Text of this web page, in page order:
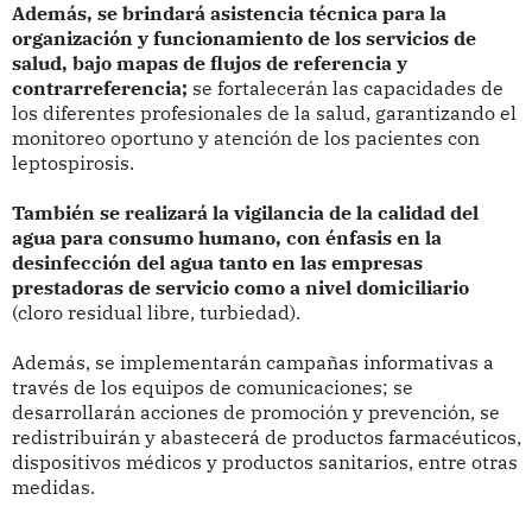
Además, se brindará asistencia técnica para la
organización y funcionamiento de los servicios de
salud, bajo mapas de flujos de referencia y
contrarreferencia; se fortalecerán las capacidades de
los diferentes profesionales de la salud, garantizando el
monitoreo oportuno y atención de los pacientes con
leptospirosis.
También se realizará la vigilancia de la calidad del
agua para consumo humano, con énfasis en la
desinfección del agua tanto en las empresas
prestadoras de servicio como a nivel domiciliario
(cloro residual libre, turbiedad).
Además, se implementarán campañas informativas a
través de los equipos de comunicaciones; se
desarrollarán acciones de promoción y prevención, se
redistribuirán y abastecerá de productos farmacéuticos,
dispositivos médicos y productos sanitarios, entre otras
medidas.